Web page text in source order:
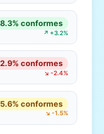
conformes
↗ +3.2%
conformes
↘ -2.4%
conformes
↘ -1.5%